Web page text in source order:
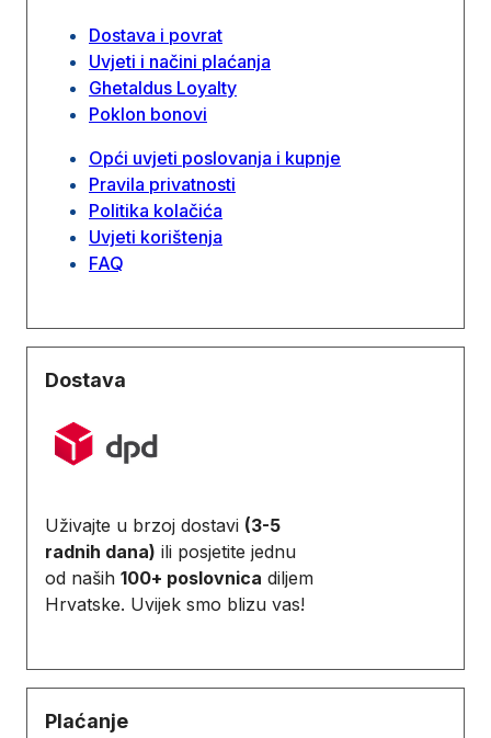
Dostava i povrat
Uvjeti i načini plaćanja
Ghetaldus Loyalty
Poklon bonovi
Opći uvjeti poslovanja i kupnje
Pravila privatnosti
Politika kolačića
Uvjeti korištenja
FAQ
Dostava
Uživajte u brzoj dostavi (3-5
radnih dana) ili posjetite jednu
od naših 100+ poslovnica diljem
Hrvatske. Uvijek smo blizu vas!
Plaćanje